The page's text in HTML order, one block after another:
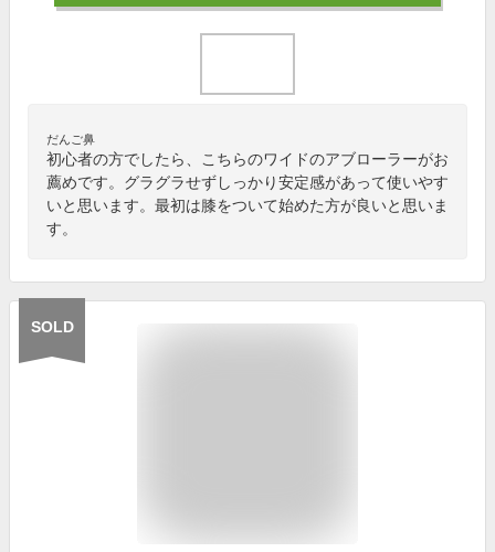
だんご鼻
初心者の方でしたら、こちらのワイドのアブローラーがお
薦めです。グラグラせずしっかり安定感があって使いやす
いと思います。最初は膝をついて始めた方が良いと思いま
す。
SOLD